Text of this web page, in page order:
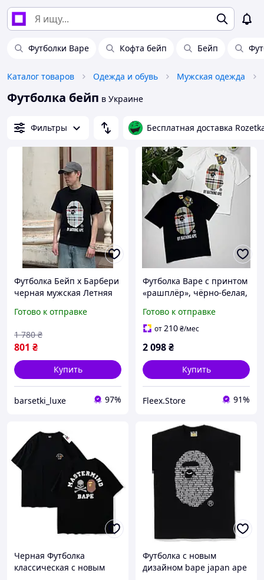
Футболки Bape Кофта бейп Бейп
Каталог товаров Одежда и обувь Мужская одежда
Футболка бейп в Украине
Фильтры Бесплатная доставка
Футболка Бейп х Барбери
черная мужская Летняя
стильная Спортивная
Летняя футболка
Готово к отправке
801 ₴
1 780 ₴
Купить
barsetki_luxe 97%
Футболка Bape с принтом
«рашплёр», чёрно-белая,
Чёрная мужская
спортивная футболка
Готово к отправке
от210₴/мес
2 098₴
Купить
Fleex.Store 91%
Черная Футболка
классическая с новым
Футболка с новым
дизайном bape japan ape